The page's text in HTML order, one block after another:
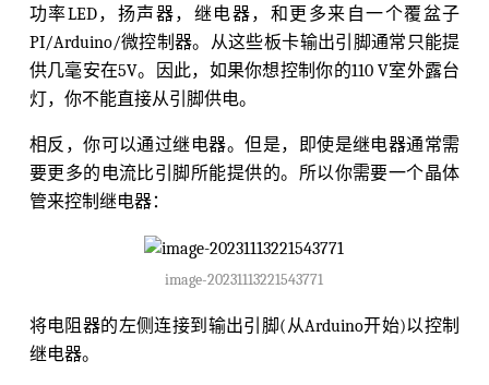
功率LED，扬声器，继电器，和更多来自一个覆盆子
PI/Arduino/微控制器。从这些板卡输出引脚通常只能提
供几毫安在5V。因此，如果你想控制你的110 V室外露台
灯，你不能直接从引脚供电。
相反，你可以通过继电器。但是，即使是继电器通常需
要更多的电流比引脚所能提供的。所以你需要一个晶体
管来控制继电器：
image-20231113221543771
将电阻器的左侧连接到输出引脚(从Arduino开始)以控制
继电器。